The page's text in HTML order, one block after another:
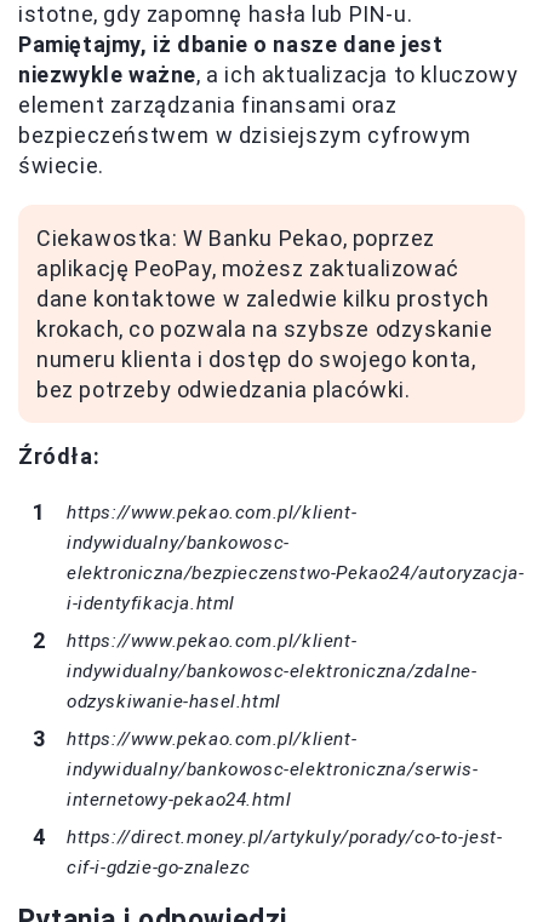
istotne, gdy zapomnę hasła lub PIN-u.
Pamiętajmy, iż dbanie o nasze dane jest
niezwykle ważne, a ich aktualizacja to kluczowy
element zarządzania finansami oraz
bezpieczeństwem w dzisiejszym cyfrowym
świecie.
Ciekawostka: W Banku Pekao, poprzez
aplikację PeoPay, możesz zaktualizować
dane kontaktowe w zaledwie kilku prostych
krokach, co pozwala na szybsze odzyskanie
numeru klienta i dostęp do swojego konta,
bez potrzeby odwiedzania placówki.
Źródła:
https://www.pekao.com.pl/klient-
indywidualny/bankowosc-
elektroniczna/bezpieczenstwo-Pekao24/autoryzacja-
i-identyfikacja.html
https://www.pekao.com.pl/klient-
indywidualny/bankowosc-elektroniczna/zdalne-
odzyskiwanie-hasel.html
https://www.pekao.com.pl/klient-
indywidualny/bankowosc-elektroniczna/serwis-
internetowy-pekao24.html
https://direct.money.pl/artykuly/porady/co-to-jest-
cif-i-gdzie-go-znalezc